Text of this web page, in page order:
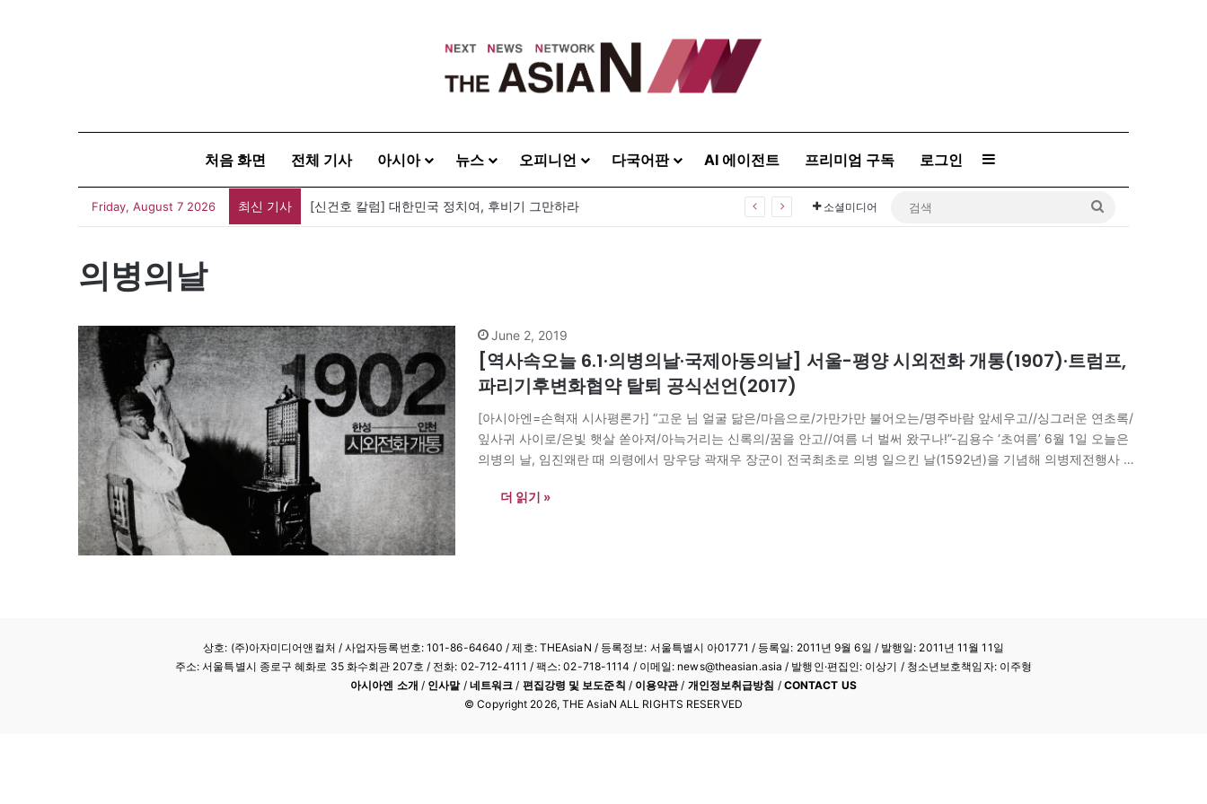
처음 화면 전체 기사 아시아 뉴스 오피니언 다국어판 AI 에이전트 프리미엄 구독 로그인 Sidebar
Friday, August 7 2026 최신 기사 [신건호 칼럼] 대한민국 정치여, 후비기 그만하라 소셜미디어
의병의날
June 2, 2019
[역사속오늘 6.1·의병의날·국제아동의날] 서울-평양 시외전화 개통(1907)·트럼프,
파리기후변화협약 탈퇴 공식선언(2017)
[아시아엔=손혁재 시사평론가] “고운 님 얼굴 닮은/마음으로/가만가만 불어오는/명주바람 앞세우고//싱그러운 연초록/
잎사귀 사이로/은빛 햇살 쏟아져/아늑거리는 신록의/꿈을 안고//여름 너 벌써 왔구나!”-김용수 ‘초여름’ 6월 1일 오늘은
의병의 날, 임진왜란 때 의령에서 망우당 곽재우 장군이 전국최초로 의병 일으킨 날(1592년)을 기념해 의병제전행사 하
더 읽기 »
상호: (주)아자미디어앤컬처 /사업자등록번호: 101-86-64640 / 제호: THEAsiaN / 등록정보: 서울특별시 아01771 / 등록일: 2011년 9월 6일 / 발행일: 2011년 11월 11일
주소: 서울특별시 종로구 혜화로 35 화수회관 207호 / 전화: 02-712-4111 / 팩스: 02-718-1114 / 이메일: news@theasian.asia / 발행인·편집인: 이상기 / 청소년보호책임자: 이주형
아시아엔 소개 / 인사말/ 네트워크 / 편집강령 및 보도준칙 / 이용약관/ 개인정보취급방침 / CONTACT US
© Copyright 2026, THE AsiaN ALL RIGHTS RESERVED